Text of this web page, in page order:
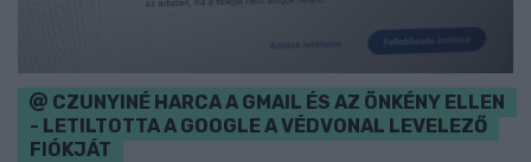
CZUNYINÉ HARCA A GMAIL ÉS AZ ÖNKÉNY ELLEN
- LETILTOTTA A GOOGLE A VÉDVONAL LEVELEZŐ
FIÓKJÁT